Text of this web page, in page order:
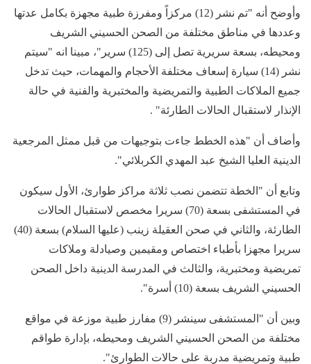
وأوضح أنه "تم نشر (12) مركزاً ومفرزة طبية مجهزة بكامل عدتها
وعددها في مناطق مختلفة من الصحن الحسيني الشريف
ومحيطه، بسعة سريرية تصل إلى (125) سرير"، مبينا انه "سيتم
نشر (14) سيارة إسعاف مختلفة الأحجام والمهمات، حيث تدخل
جميع الملاكات الطبية والتمريضية والمختبرية والفنية في حالة
الإنذار لاستقبال الحالات الطارئة" .
وأضاف أن "هذه الخطط جاءت بتوجيهات من قبل ممثل المرجعية
الدينية العليا الشيخ عبد المهدي الكربلائي".
وتابع أن "الخطة تتضمن نصب ثلاثة مراكز طوارئ، الأول سيكون
في المستشفى بسعة (70) سريرا مخصص لاستقبال الحالات
الطارئة، والثاني في صحن العقيلة زينب (عليها السلام) بسعة (40)
سريرا مجهزا بأطباء اختصاص ومقيمين وصيادلة وملاكات
تمريضية ومختبرية، والثالث في المدرسة الدينية داخل الصحن
الحسيني الشريف بسعة (10) أسرة".
وبين أن "المستشفى سينشر (9) مفارز طبية موزعة في مواقع
مختلفة من الصحن الحسيني الشريف ومحيطه، بإدارة طواقم
طبية وتمريضية مدربة على حالات الطوارئ".